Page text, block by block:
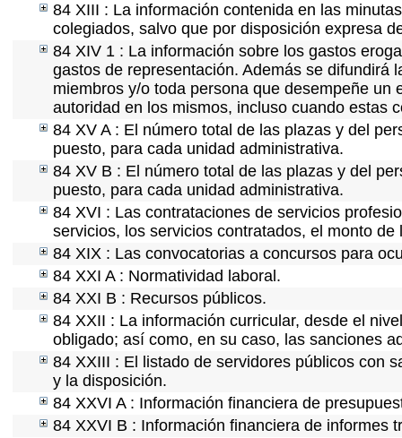
84 XIII : La información contenida en las
colegiados, salvo que por disposición expresa
84 XIV 1 : La información sobre los gastos
gastos de representación. Además se difundirá
miembros y/o toda persona que desempeñe
autoridad en los mismos, incluso cuando estas
84 XV A : El número total de las plazas y del
puesto, para cada unidad administrativa.
84 XV B : El número total de las plazas y del
puesto, para cada unidad administrativa.
84 XVI : Las contrataciones de servicios
servicios, los servicios contratados, el monto
84 XIX : Las convocatorias a concursos para
84 XXI A : Normatividad laboral.
84 XXI B : Recursos públicos.
84 XXII : La información curricular, desde el
obligado; así como, en su caso, las sanciones
84 XXIII : El listado de servidores públicos con
y la disposición.
84 XXVI A : Información financiera de
84 XXVI B : Información financiera de informes